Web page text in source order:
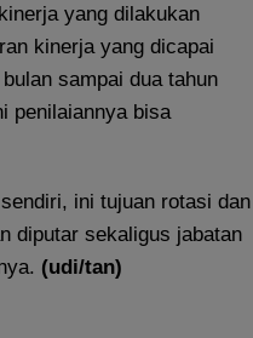
yang dilakukan
kinerja yang dicapai
sampai dua tahun
penilaiannya bisa
ini tujuan rotasi dan
diputar sekaligus jabatan
(udi/tan)